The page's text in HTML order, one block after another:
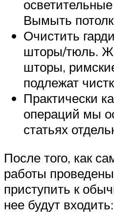
Вымыть
Очистить
шторы/тюль.
шторы,
подлежат
Практически
операций мы
статьях
После того, как
работы
приступить к
нее будут входить: